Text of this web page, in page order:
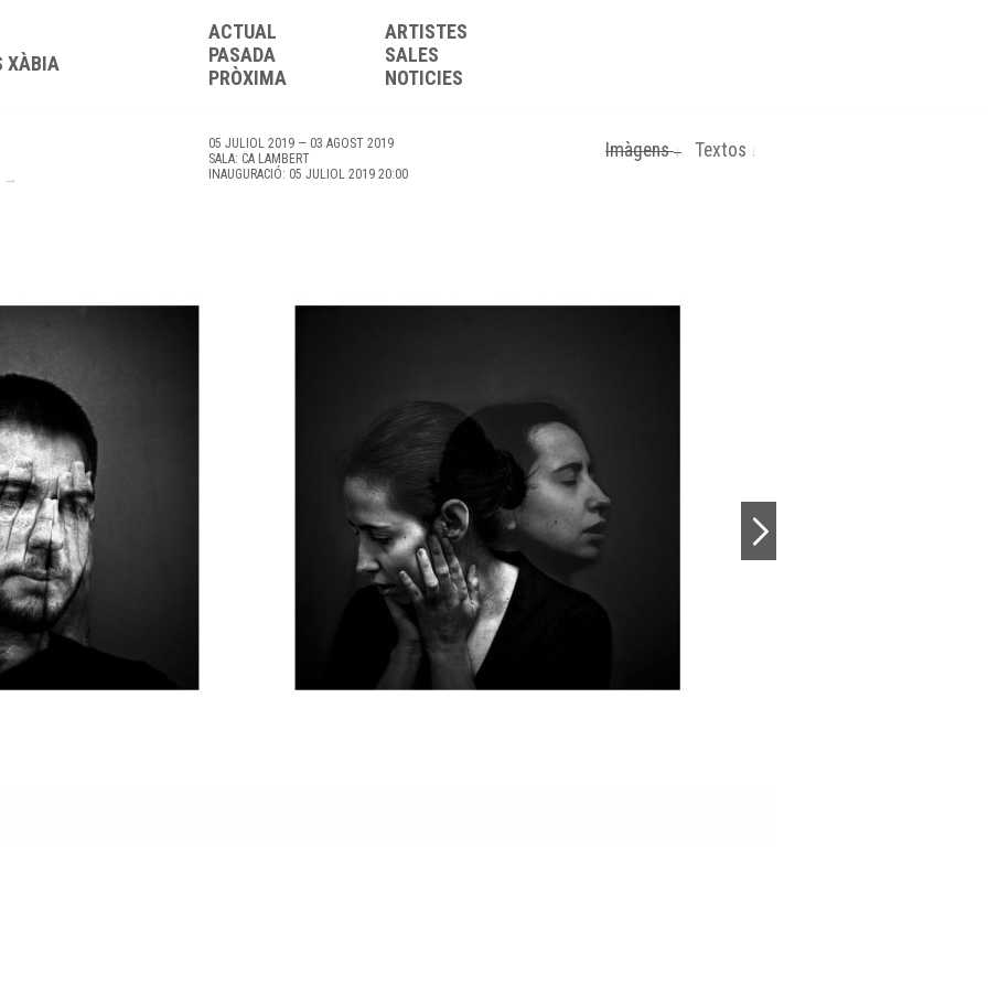
XÀBIA
ACTUAL
PASADA
PRÒXIMA
ARTISTES
SALES
NOTICIES
05 JULIOL 2019 — 03 AGOST 2019
SALA: CA LAMBERT
INAUGURACIÓ: 05 JULIOL 2019 20:00
Imàgens Textos